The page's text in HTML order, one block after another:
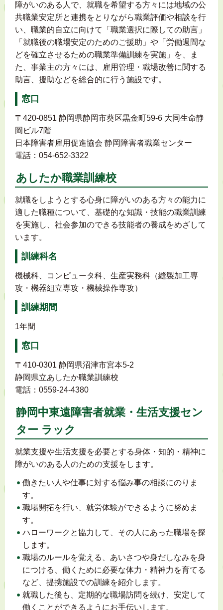
障がいのある人で、就職を希望する方々には地域の公
共職業安定所と連携をとりながら職業評価や相談を行
い、職業的自立に向けて「職業選択に際しての助言」
「就職後の職場安定のためのご援助」や「労働週間な
どを確立させるための職業準備訓練を実施」を、ま
た、事業主の方々には、雇用管理・職場改善に関する
助言、援助などを総合的に行う施設です。
窓口
〒420-0851 静岡県静岡市葵区黒金町59-6 大同生命静
岡ビル7階
日本障害者雇用促進協会 静岡障害者職業センター
電話：054-652-3322
あしたか職業訓練校
就職をしようとする心身に障がいのある方々の能力に
適した職種について、基礎的な知識・技能の職業訓練
を実施し、社会参加のできる技能者の養成をめざして
います。
訓練科名
機械科、コンピュータ科、生産実務科（縫製加工専
攻・機器組立専攻・機械操作専攻）
訓練期間
1年間
窓口
〒410-0301 静岡県沼津市宮本5-2
静岡県立あしたか職業訓練校
電話：0559-24-4380
静岡中東遠障害者就業・生活支援セン
ター ラック
就業支援や生活支援を必要とする身体・知的・精神に
障がいのある人のための支援をします。
働きたい人や仕事に対する悩み事の相談にのりま
す。
職場開拓を行い、就労体験ができるように努めま
す。
ハローワークと協力して、その人にあった職場を探
します。
職場のルールを覚える、あいさつや身だしなみを身
につける、働くために必要な体力・精神力を育てる
など、提携施設での訓練を紹介します。
就職した後も、定期的な職場訪問を続け、安定して
働くことができるようにお手伝いします。